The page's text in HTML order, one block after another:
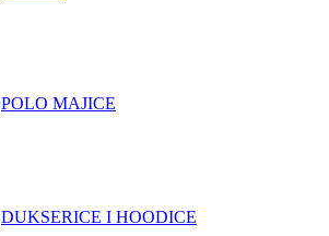
POLO MAJICE
DUKSERICE I HOODICE